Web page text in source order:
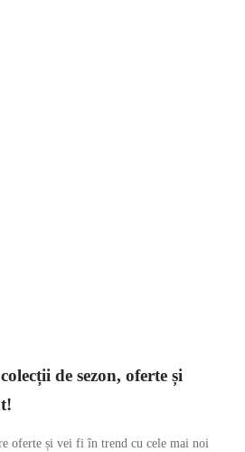
de sezon, oferte și
oferte și vei fi în trend cu cele mai noi